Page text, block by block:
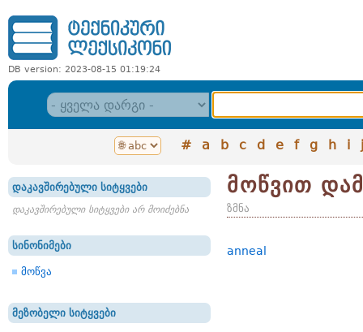
DB version: 2023-08-15 01:19:24
# a b c d e f g h i j
დაკავშირებული სიტყვები
დაკავშირებული სიტყვები არ მოიძებნა
სინონიმები
მოწვა
მეზობელი სიტყვები
მოწვით
ზმნა
anneal